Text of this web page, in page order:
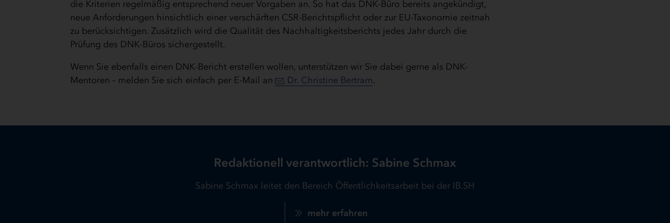
die Kriterien regelmäßig entsprechend neuer Vorgaben an. So hat das DNK-Büro bereits angekündigt,
neue Anforderungen hinsichtlich einer verschärften CSR-Berichtspflicht oder zur EU-Taxonomie zeitnah
zu berücksichtigen. Zusätzlich wird die Qualität des Nachhaltigkeitsberichts jedes Jahr durch die
Prüfung des DNK-Büros sichergestellt.
Wenn Sie ebenfalls einen DNK-Bericht erstellen wollen, unterstützen wir Sie dabei gerne als DNK-
Mentoren – melden Sie sich einfach per E-Mail an
Dr. Christine Bertram.
Redaktionell verantwortlich: Sabine Schmax
Sabine Schmax leitet den Bereich Öffentlichkeitsarbeit bei der IB.SH
mehr erfahren